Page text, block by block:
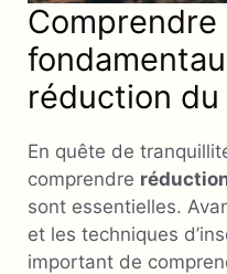
réduction
En quête de
comprendre
sont essentielles.
et les techniques
important de